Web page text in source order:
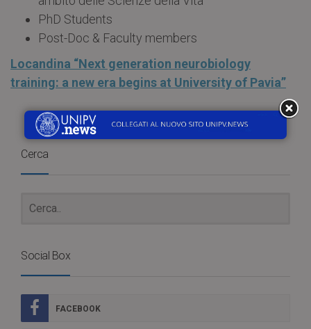
PhD Students
Post-Doc & Faculty members
Locandina “Next generation neurobiology
training: a new era begins at University of Pavia”
Cerca
Social Box
FACEBOOK